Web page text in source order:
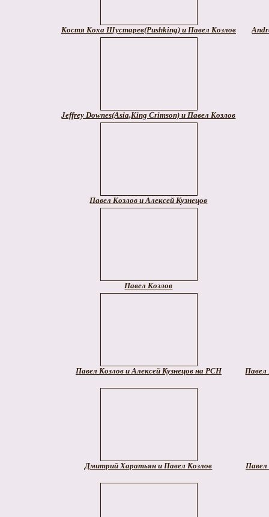
Костя Коха Шустарев(Pushking) и Павел Козлов
Jeffrey Downes(Asia,King Crimson) и Павел Козлов
Павел Козлов и Алексей Кузнецов
Павел Козлов
Павел Козлов и Алексей Кузнецов на РСН Павел
Дмитрий Харатьян и Павел Козлов Павел